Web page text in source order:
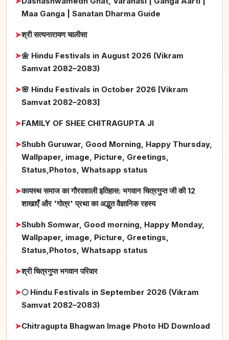
Maa Ganga | Sanatan Dharma Guide
➤श्री सत्यनारायण चालीसा
➤🌼 Hindu Festivals in August 2026 (Vikram
Samvat 2082–2083)
➤🌸 Hindu Festivals in October 2026 [Vikram
Samvat 2082–2083]
➤FAMILY OF SHEE CHITRAGUPTA JI
➤Shubh Guruwar, Good Morning, Happy Thursday,
Wallpaper, image, Picture, Greetings,
Status,Photos, Whatsapp status
➤कायस्थ समाज का गौरवशाली इतिहास: भगवान चित्रगुप्त जी की 12
शाखाएँ और 'गोत्र' प्रथा का अद्भुत वैज्ञानिक रहस्य
➤Shubh Somwar, Good morning, Happy Monday,
Wallpaper, image, Picture, Greetings,
Status,Photos, Whatsapp status
➤श्री चित्रगुप्त भगवान परिवार
➤🌕 Hindu Festivals in September 2026 (Vikram
Samvat 2082–2083)
➤Chitragupta Bhagwan Image Photo HD Download